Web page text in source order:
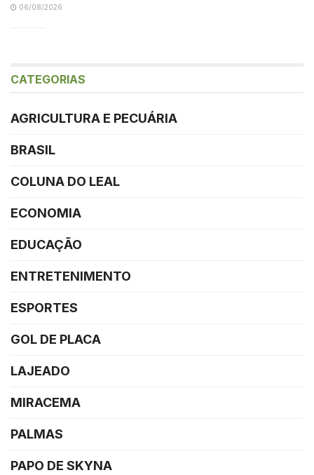
06/08/2026
CATEGORIAS
AGRICULTURA E PECUÁRIA
BRASIL
COLUNA DO LEAL
ECONOMIA
EDUCAÇÃO
ENTRETENIMENTO
ESPORTES
GOL DE PLACA
LAJEADO
MIRACEMA
PALMAS
PAPO DE SKYNA